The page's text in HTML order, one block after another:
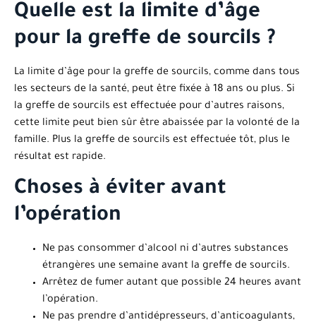
Quelle est la limite d’âge
pour la greffe de sourcils ?
La limite d’âge pour la greffe de sourcils, comme dans tous
les secteurs de la santé, peut être fixée à 18 ans ou plus. Si
la greffe de sourcils est effectuée pour d’autres raisons,
cette limite peut bien sûr être abaissée par la volonté de la
famille. Plus la greffe de sourcils est effectuée tôt, plus le
résultat est rapide.
Choses à éviter avant
l’opération
Ne pas consommer d’alcool ni d’autres substances
étrangères une semaine avant la greffe de sourcils.
Arrêtez de fumer autant que possible 24 heures avant
l’opération.
Ne pas prendre d’antidépresseurs, d’anticoagulants,